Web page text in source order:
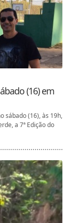
(16) em
sábado (16), às 19h,
a 7ª Edição do